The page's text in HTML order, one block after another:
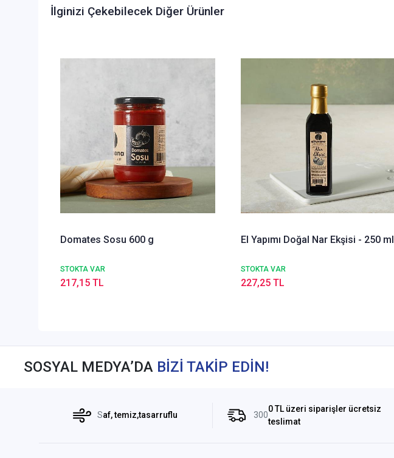
İlginizi Çekebilecek Diğer Ürünler
Domates Sosu 600 g
STOKTA VAR
217,15 TL
El Yapımı Doğal Nar Ekşisi - 250 ml
STOKTA VAR
227,25 TL
SOSYAL MEDYA’DA BİZİ TAKİP EDİN!
Saf, temiz,tasarruflu 300
0 TL üzeri siparişler ücretsiz
teslimat